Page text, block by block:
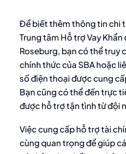
Để biết thêm thông tin chi
Trung tâm Hỗ trợ Vay Khẩn
Roseburg, bạn có thể truy
chính thức của SBA hoặc
số điện thoại được cung
Bạn cũng có thể đến trực
được hỗ trợ tận tình từ đội
Việc cung cấp hỗ trợ tài
cùng quan trọng để giúp